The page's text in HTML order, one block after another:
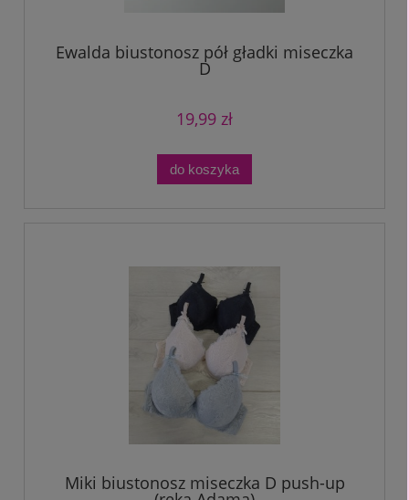
Ewalda biustonosz pół gładki miseczka
D
19,99 zł
do koszyka
Miki biustonosz miseczka D push-up